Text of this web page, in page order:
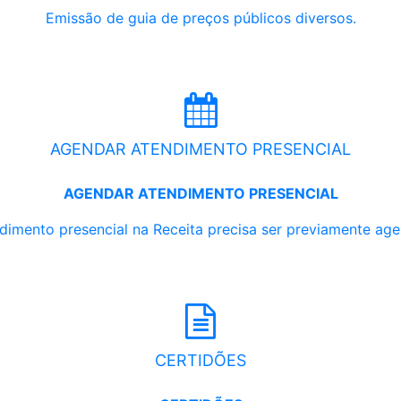
Emissão de guia de preços públicos diversos.
AGENDAR ATENDIMENTO PRESENCIAL
AGENDAR ATENDIMENTO PRESENCIAL
presencial na Receita precisa ser previamente
CERTIDÕES